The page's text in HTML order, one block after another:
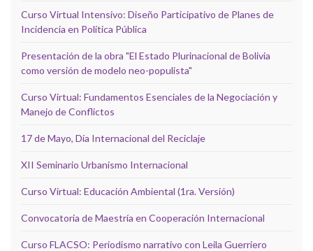
Curso Virtual Intensivo: Diseño Participativo de Planes de
Incidencia en Política Pública
Presentación de la obra "El Estado Plurinacional de Bolivia
como versión de modelo neo-populista"
Curso Virtual: Fundamentos Esenciales de la Negociación y
Manejo de Conflictos
17 de Mayo, Día Internacional del Reciclaje
XII Seminario Urbanismo Internacional
Curso Virtual: Educación Ambiental (1ra. Versión)
Convocatoria de Maestría en Cooperación Internacional
Curso FLACSO: Periodismo narrativo con Leila Guerriero